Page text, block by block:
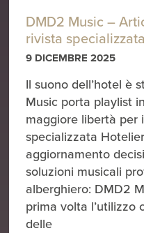
DMD2 Music –
rivista
9 DICEMBRE 2025
Il suono dell’hotel è
Music porta playlist
maggiore libertà per
specializzata
aggiornamento
soluzioni musicali
alberghiero: DMD2
prima volta l’utilizzo
delle